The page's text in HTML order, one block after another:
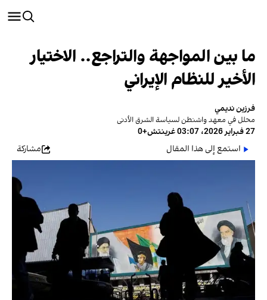
ما بين المواجهة والتراجع.. الاختيار
الأخير للنظام الإيراني
فرزين نديمي
محلل في معهد واشنطن لسياسة الشرق الأدنى
27 فبراير 2026، 03:07 غرينتش+0
استمع إلى هذا المقال
مشاركة